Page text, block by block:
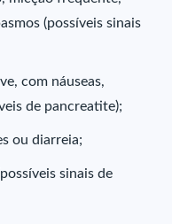
(possíveis sinais
com náuseas,
de pancreatite);
ou diarreia;
sinais de